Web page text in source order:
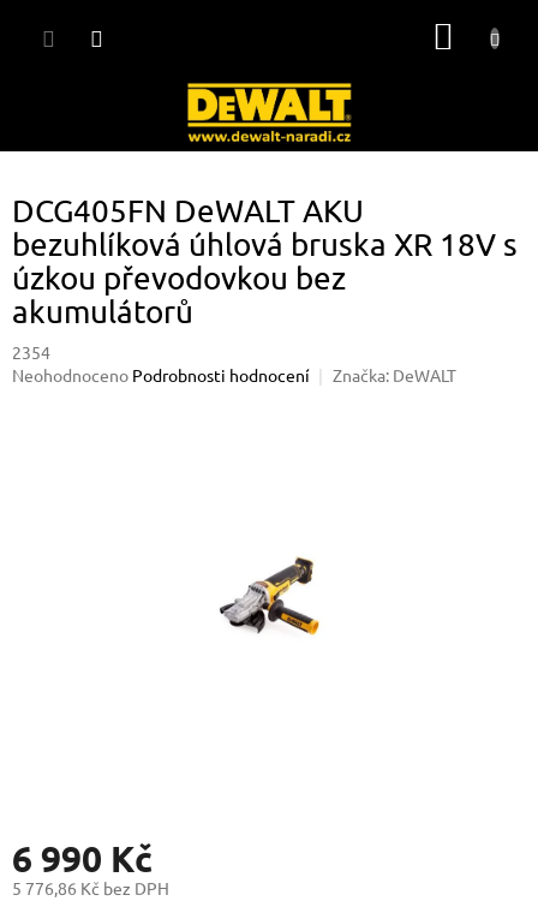
DCG405FN DeWALT AKU
bezuhlíková úhlová bruska XR 18V s
úzkou převodovkou bez
akumulátorů
2354
Průměrné
Neohodnoceno Podrobnosti hodnocení Značka: DeWALT
6 990 Kč
5 776,86 Kč bez DPH